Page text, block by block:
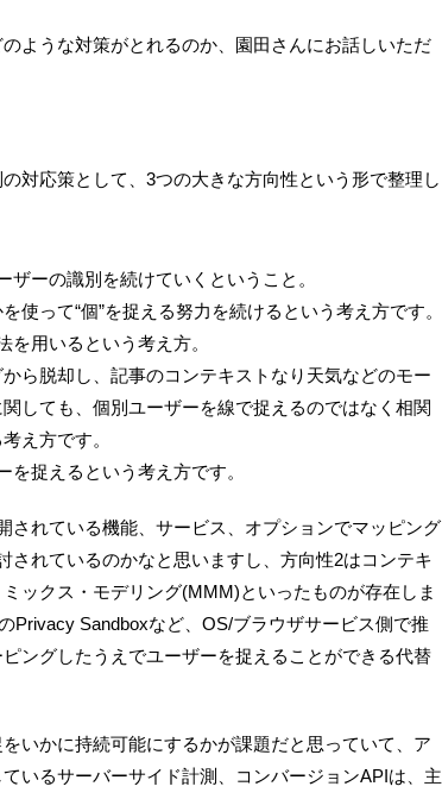
ような対策がとれるのか、園田さんにお話しいただ
対応策として、3つの大きな方向性という形で整理し
ーの識別を続けていくということ。
使って“個”を捉える努力を続けるという考え方です。
用いるという考え方。
ら脱却し、記事のコンテキストなり天気などのモー
しても、個別ユーザーを線で捉えるのではなく相関
え方です。
捉えるという考え方です。
されている機能、サービス、オプションでマッピング
されているのかなと思いますし、方向性2はコンテキ
ックス・モデリング(MMM)といったものが存在しま
Privacy Sandboxなど、OS/ブラウザサービス側で推
ングしたうえでユーザーを捉えることができる代替
いかに持続可能にするかが課題だと思っていて、ア
いるサーバーサイド計測、コンバージョンAPIは、主